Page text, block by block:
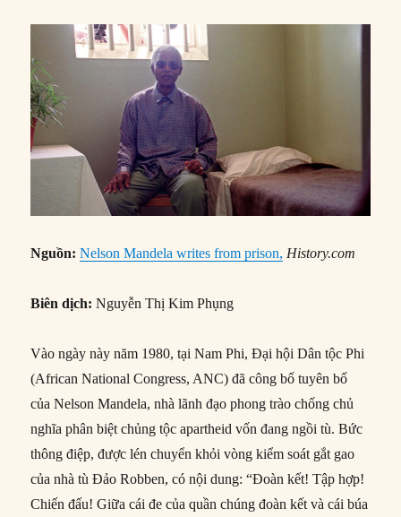
Nguồn: Nelson Mandela writes from prison, History.com
Biên dịch: Nguyễn Thị Kim Phụng
Vào ngày này năm 1980, tại Nam Phi, Đại hội Dân tộc Phi
(African National Congress, ANC) đã công bố tuyên bố
của Nelson Mandela, nhà lãnh đạo phong trào chống chủ
nghĩa phân biệt chủng tộc apartheid vốn đang ngồi tù. Bức
thông điệp, được lén chuyển khỏi vòng kiểm soát gắt gao
của nhà tù Đảo Robben, có nội dung: “Đoàn kết! Tập hợp!
Chiến đấu! Giữa cái đe của quần chúng đoàn kết và cái búa